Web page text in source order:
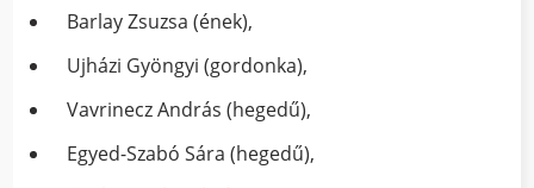
Barlay Zsuzsa (ének),
Ujházi Gyöngyi (gordonka),
Vavrinecz András (hegedű),
Egyed-Szabó Sára (hegedű),